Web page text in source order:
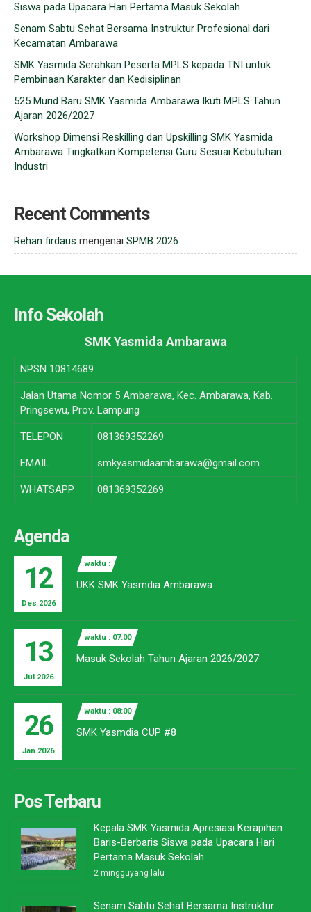
Siswa pada Upacara Hari Pertama Masuk Sekolah
Senam Sabtu Sehat Bersama Instruktur Profesional dari
Kecamatan Ambarawa
SMK Yasmida Serahkan Peserta MPLS kepada TNI untuk
Pembinaan Karakter dan Kedisiplinan
525 Murid Baru SMK Yasmida Ambarawa Ikuti MPLS Tahun
Ajaran 2026/2027
Workshop Dimensi Reskilling dan Upskilling SMK Yasmida
Ambarawa Tingkatkan Kompetensi Guru Sesuai Kebutuhan
Industri
Recent Comments
Rehan firdaus mengenai SPMB 2026
Info Sekolah
SMK Yasmida Ambarawa
NPSN 10814689
Jalan Utama Nomor 5 Ambarawa, Kec. Ambarawa, Kab.
Pringsewu, Prov. Lampung
TELEPON 081369352269
EMAIL smkyasmidaambarawa@gmail.com
WHATSAPP 081369352269
Agenda
12
Des 2026
waktu :
UKK SMK Yasmdia Ambarawa
13
Jul 2026
waktu : 07:00
Masuk Sekolah Tahun Ajaran 2026/2027
26
Jan 2026
waktu : 08:00
SMK Yasmdia CUP #8
Pos Terbaru
Kepala SMK Yasmida Apresiasi Kerapihan
Baris-Berbaris Siswa pada Upacara Hari
Pertama Masuk Sekolah
2 mingguyang lalu
Senam Sabtu Sehat Bersama Instruktur